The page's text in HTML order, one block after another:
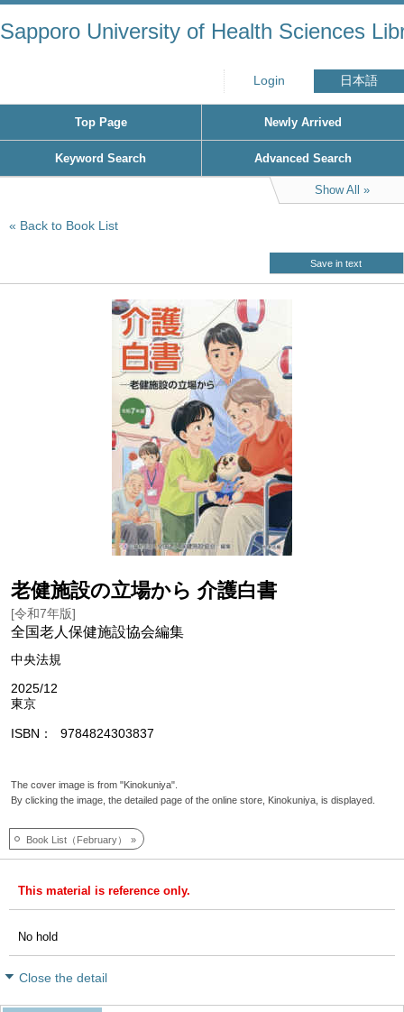
Sapporo University of Health Sciences
Login 日本語
Top Page Newly Arrived
Keyword Search Advanced Search
Show All
Back to Book List
Save in text
老健施設の立場から 介護白書
[令和7年版]
全国老人保健施設協会編集
中央法規
2025/12
東京
ISBN 9784824303837
The cover image is from "Kinokuniya".
By clicking the image, the detailed page of the online store, Kinokuniya, is displayed.
Book List（February）
This material is reference only.
No hold
Close the detail